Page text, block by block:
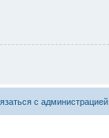
с администрацией